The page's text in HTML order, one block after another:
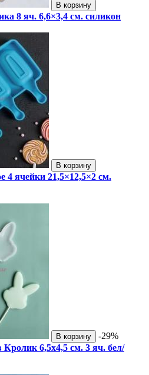
В корзину
8 яч. 6,6×3,4 см. силикон
В корзину
ячейки 21,5×12,5×2 см.
В корзину
-29%
6,5х4,5 см. 3 яч. бел/